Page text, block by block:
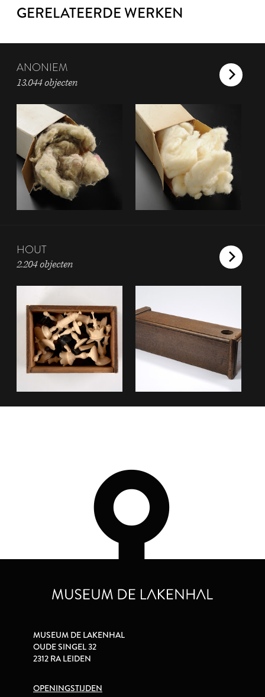
GERELATEERDE WERKEN
ANONIEM
13.044 objecten
HOUT
2.204 objecten
MUSEUM DE LAKENHAL
OUDE SINGEL 32
2312 RA LEIDEN
OPENINGSTIJDEN